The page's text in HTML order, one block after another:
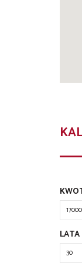
LATA